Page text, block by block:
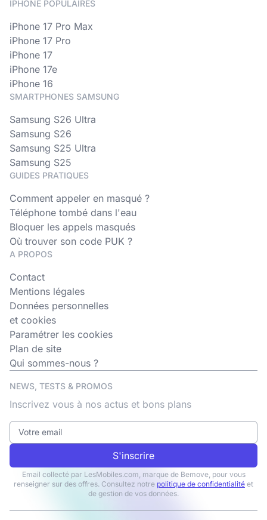
IPHONE POPULAIRES
iPhone 17 Pro Max
iPhone 17 Pro
iPhone 17
iPhone 17e
iPhone 16
SMARTPHONES SAMSUNG
Samsung S26 Ultra
Samsung S26
Samsung S25 Ultra
Samsung S25
GUIDES PRATIQUES
Comment appeler en masqué ?
Téléphone tombé dans l'eau
Bloquer les appels masqués
Où trouver son code PUK ?
A PROPOS
Contact
Mentions légales
Données personnelles
et cookies
Paramétrer les cookies
Plan de site
Qui sommes-nous ?
NEWS, TESTS & PROMOS
Inscrivez vous à nos actus et bons plans
S'inscrire
Email collecté par LesMobiles.com, marque de Bemove, pour vous
renseigner sur des offres. Consultez notre politique de confidentialité et
de gestion de vos données.